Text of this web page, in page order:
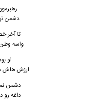
دشمن
تا آخر
واسه
او
ارزش هاش
دشمن
داغه رو